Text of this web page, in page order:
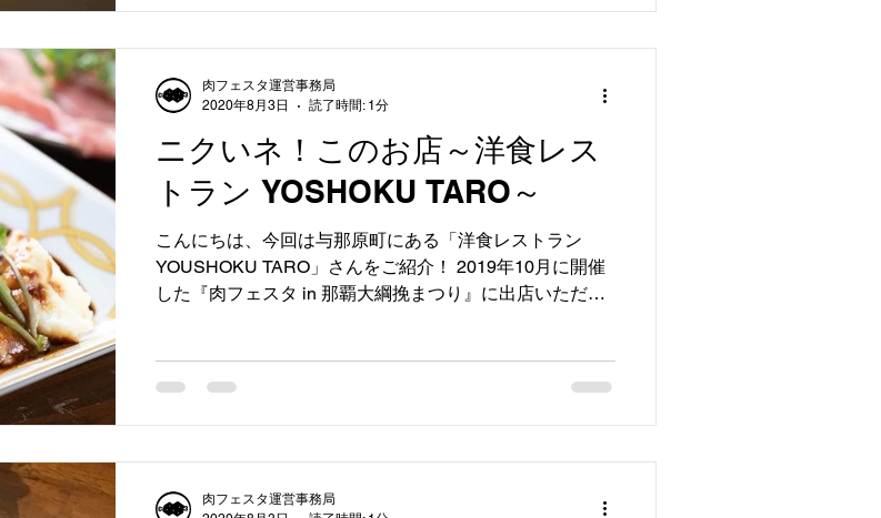
ニクいネ！このお店～洋食レス
トラン YOSHOKU TARO～
こんにちは、今回は与那原町にある「洋食レストラン
YOUSHOKU TARO」さんをご紹介！ 2019年10月に開催
した『肉フェスタ in 那覇大綱挽まつり』に出店いただき
肉フェスタ運営事務局
2020年8月3日
読了時間: 1分
肉フェスタ運営事務局